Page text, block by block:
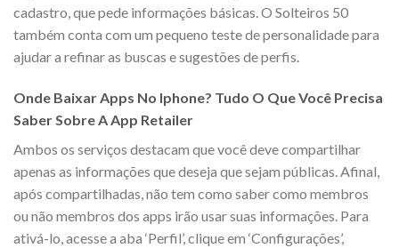
cadastro, que pede informações básicas. O Solteiros 50
também conta com um pequeno teste de personalidade para
ajudar a refinar as buscas e sugestões de perfis.
Onde Baixar Apps No Iphone? Tudo O Que Você Precisa
Saber Sobre A App Retailer
Ambos os serviços destacam que você deve compartilhar
apenas as informações que deseja que sejam públicas. Afinal,
após compartilhadas, não tem como saber como membros
ou não membros dos apps irão usar suas informações. Para
ativá-lo, acesse a aba ‘Perfil’, clique em ‘Configurações’,